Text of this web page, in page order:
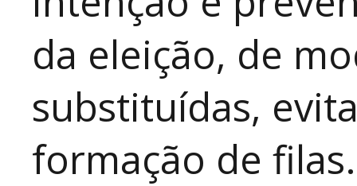
da eleição, de
substituídas,
formação de filas.